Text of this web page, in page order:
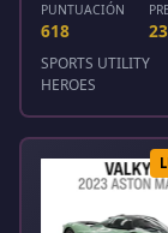
PUNTUACIÓN
618
SPORTS UTILITY
HEROES